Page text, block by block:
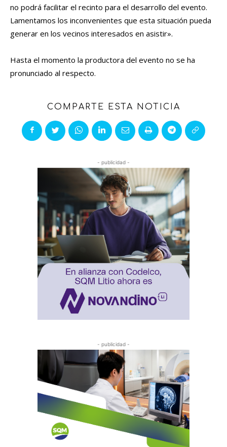
no podrá facilitar el recinto para el desarrollo del evento.
Lamentamos los inconvenientes que esta situación pueda
generar en los vecinos interesados en asistir».
Hasta el momento la productora del evento no se ha
pronunciado al respecto.
COMPARTE ESTA NOTICIA
- publicidad -
- publicidad -